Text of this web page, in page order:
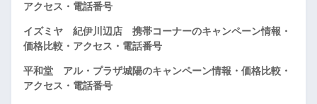
アクセス・電話番号
イズミヤ 紀伊川辺店 携帯コーナーのキャンペーン情報・
価格比較・アクセス・電話番号
平和堂 アル・プラザ城陽のキャンペーン情報・価格比較・
アクセス・電話番号